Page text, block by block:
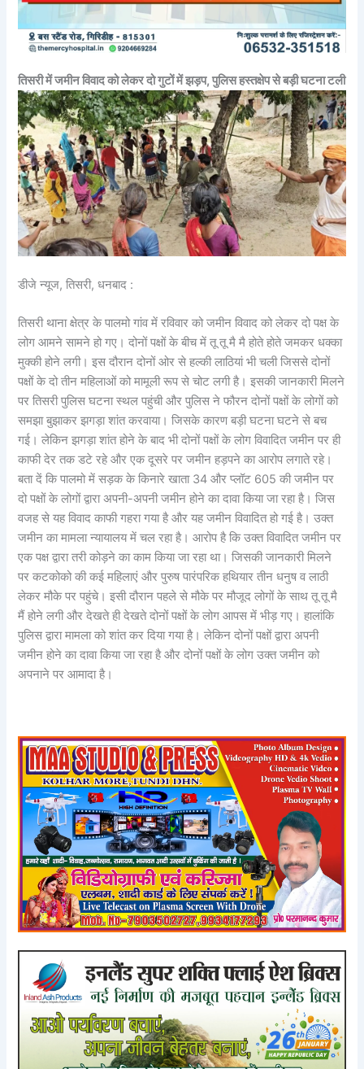
तिसरी में जमीन विवाद को लेकर दो गुटों में झड़प,पुलिस हस्तक्षेप से बड़ी घटना टली
डीजे न्यूज, तिसरी, धनबाद :
तिसरी थाना क्षेत्र के पालमो गांव में रविवार को जमीन विवाद को लेकर दो पक्ष के
लोग आमने सामने हो गए। दोनों पक्षों के बीच में तू तू मै मै होते होते जमकर धक्का
मुक्की होने लगी। इस दौरान दोनों ओर से हल्की लाठियां भी चली जिससे दोनों
पक्षों के दो तीन महिलाओं को मामूली रूप से चोट लगी है। इसकी जानकारी मिलने
पर तिसरी पुलिस घटना स्थल पहुंची और पुलिस ने फौरन दोनों पक्षों के लोगों को
समझा बुझाकर झगड़ा शांत करवाया। जिसके कारण बड़ी घटना घटने से बच
गई। लेकिन झगड़ा शांत होने के बाद भी दोनों पक्षों के लोग विवादित जमीन पर ही
काफी देर तक डटे रहे और एक दूसरे पर जमीन हड़पने का आरोप लगाते रहे।
बता दें कि पालमो में सड़क के किनारे खाता 34 और प्लॉट 605 की जमीन पर
दो पक्षों के लोगों द्वारा अपनी-अपनी जमीन होने का दावा किया जा रहा है। जिस
वजह से यह विवाद काफी गहरा गया है और यह जमीन विवादित हो गई है। उक्त
जमीन का मामला न्यायालय में चल रहा है। आरोप है कि उक्त विवादित जमीन पर
एक पक्ष द्वारा तरी कोड़ने का काम किया जा रहा था। जिसकी जानकारी मिलने
पर कटकोको की कई महिलाएं और पुरुष पारंपरिक हथियार तीन धनुष व लाठी
लेकर मौके पर पहुंचे। इसी दौरान पहले से मौके पर मौजूद लोगों के साथ तू तू मै
मैं होने लगी और देखते ही देखते दोनों पक्षों के लोग आपस में भीड़ गए। हालांकि
पुलिस द्वारा मामला को शांत कर दिया गया है। लेकिन दोनों पक्षों द्वारा अपनी
जमीन होने का दावा किया जा रहा है और दोनों पक्षों के लोग उक्त जमीन को
अपनाने पर आमादा है।